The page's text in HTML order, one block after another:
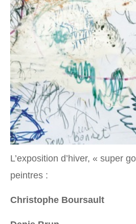
L’exposition d’hiver, « super
peintres :
Christophe Boursault